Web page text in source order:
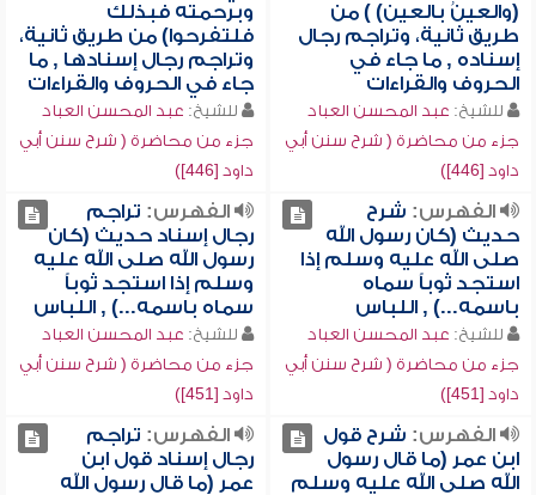
(والعينُ بالعين) ) من
طريق ثانية، وتراجم رجال
إسناده , ما جاء في
الحروف والقراءات
للشيخ: عبد المحسن العباد
جزء من محاضرة ( شرح سنن أبي
داود [446])
وبرحمته فبذلك
فلتفرحوا) من طريق ثانية،
وتراجم رجال إسنادها , ما
جاء في الحروف والقراءات
للشيخ: عبد المحسن العباد
جزء من محاضرة ( شرح سنن أبي
داود [446])
الفهرس: شرح
حديث (كان رسول الله
صلى الله عليه وسلم إذا
استجد ثوباً سماه
باسمه...) , اللباس
للشيخ: عبد المحسن العباد
جزء من محاضرة ( شرح سنن أبي
داود [451])
الفهرس: تراجم
رجال إسناد حديث (كان
رسول الله صلى الله عليه
وسلم إذا استجد ثوباً
سماه باسمه...) , اللباس
للشيخ: عبد المحسن العباد
جزء من محاضرة ( شرح سنن أبي
داود [451])
الفهرس: شرح قول
ابن عمر (ما قال رسول
الله صلى الله عليه وسلم
الفهرس: تراجم
رجال إسناد قول ابن
عمر (ما قال رسول الله